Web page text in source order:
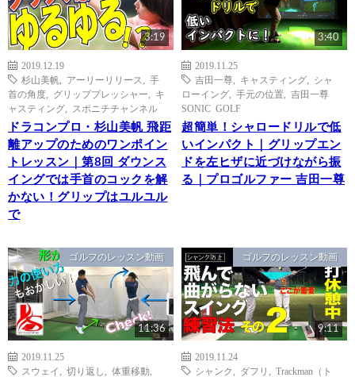
3:19
2019.12.19
杉山美帆
アーリーリリース
手
首の角度
グリッププレッシャー
キ
ャスティング
スポニチチャンネル
ドラコンプロ・杉山美帆 飛距
離アップのためのワンポイン
トレッスン｜第8回 ダウンス
イングでは手首のコックを解
かない！グリップはユルユル
で
3:40
2019.11.25
吉田一尊
キャスティング
シャ
ローイング
手元の位置
吉田一尊
SONIC GOLF
超簡単！シャロードリルで低
いインパクト｜グリップエン
ドを左ヒザに近づけながら振
る｜プロゴルファー 吉田一尊
ゴルフのレッスン動画
11:36
2019.11.25
スウェイ
切り返し 体重移動
ゴルフのレッスン動画
9:11
2019.11.24
シャンク
ダフリ Trackman（ト